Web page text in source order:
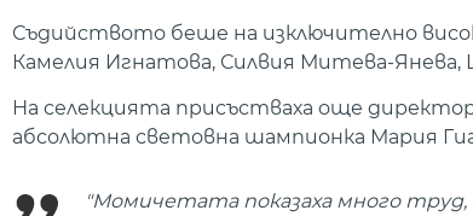
Съдийството беше на изключително
Камелия Игнатова, Силвия Митева-Янева,
На селекцията присъстваха още
абсолютна световна шампионка Мария
"Момичетата показаха много